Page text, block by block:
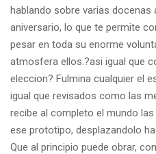
hablando sobre varias docenas
aniversario, lo que te permite
pesar en toda su enorme
atmosfera ellos.?asi igual que
eleccion? Fulmina cualquier el
igual que revisados como las
recibe al completo el mundo
ese prototipo, desplazandolo
Que al principio puede obrar,